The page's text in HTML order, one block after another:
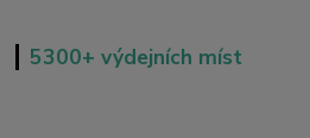
5300+ výdejních míst